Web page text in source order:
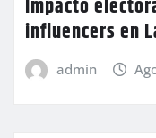
Impacto
influencers en
admin